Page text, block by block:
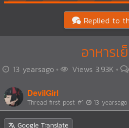
Replied to
อาหารเ
13 yearsago Views 3.93K
DevilGirl
Thread first post #1 13 yearsago
Google Translate